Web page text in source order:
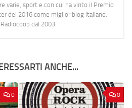
varie, sport e con cui ha vinto il Premio
del 2016 come miglior blog italiano.
dal 2003.
ANCHE...
0 0